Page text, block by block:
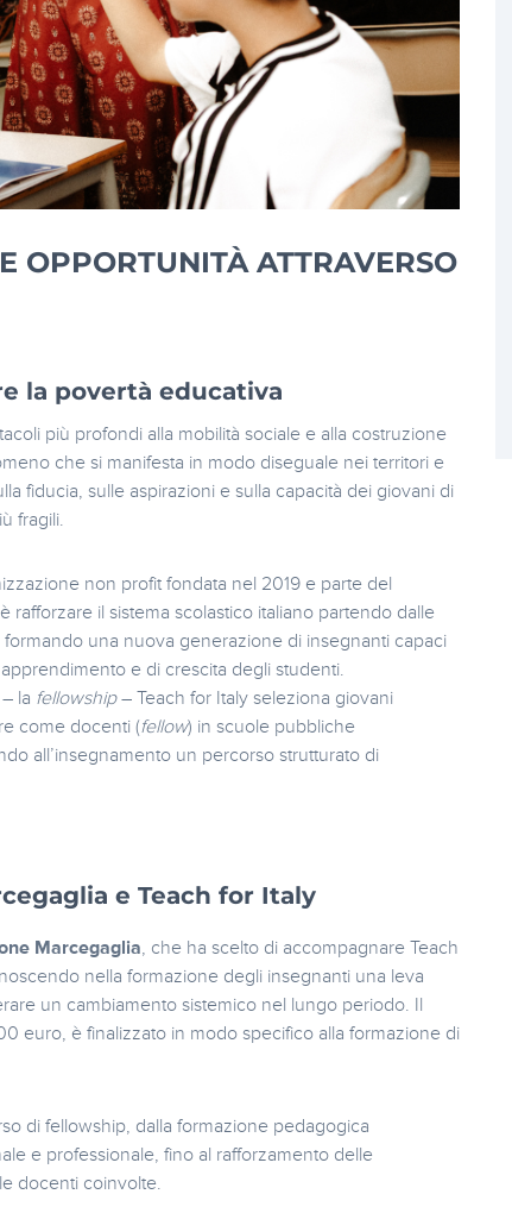
OPPORTUNITÀ ATTRAVERSO
la povertà educativa
più profondi alla mobilità sociale e alla costruzione
che si manifesta in modo diseguale nei territori e
fiducia, sulle aspirazioni e sulla capacità dei giovani di
fragili.
non profit fondata nel 2019 e parte del
rafforzare il sistema scolastico italiano partendo dalle
una nuova generazione di insegnanti capaci
e di crescita degli studenti.
la fellowship– Teach for Italy seleziona giovani
come docenti (fellow) in scuole pubbliche
all’insegnamento un percorso strutturato di
e Teach for Italy
Marcegaglia, che ha scelto di accompagnare Teach
nella formazione degli insegnanti una leva
un cambiamento sistemico nel lungo periodo. Il
euro, è finalizzato in modo specifico alla formazione di
di fellowship, dalla formazione pedagogica
e professionale, fino al rafforzamento delle
docenti coinvolte.